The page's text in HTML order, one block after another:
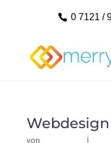
0 7121 /
von |